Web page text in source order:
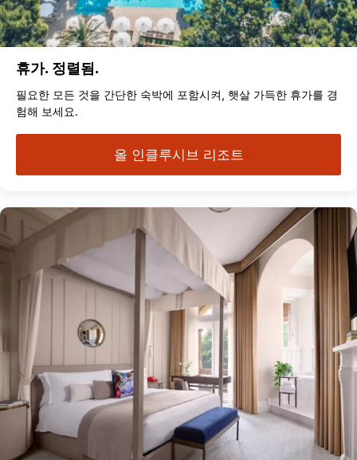
휴가. 정렬됨.
필요한 모든 것을 간단한 숙박에 포함시켜, 햇살 가득한 휴가를 경
험해 보세요.
올 인클루시브 리조트